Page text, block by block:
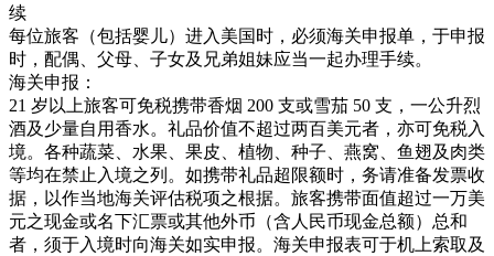
续
每位旅客（包括婴儿）进入美国时，必须海关申报单，于申报
时，配偶、父母、子女及兄弟姐妹应当一起办理手续。
海关申报：
21 岁以上旅客可免税携带香烟 200 支或雪茄 50 支，一公升烈
酒及少量自用香水。礼品价值不超过两百美元者，亦可免税入
境。各种蔬菜、水果、果皮、植物、种子、燕窝、鱼翅及肉类
等均在禁止入境之列。如携带礼品超限额时，务请准备发票收
据，以作当地海关评估税项之根据。旅客携带面值超过一万美
元之现金或名下汇票或其他外币（含人民币现金总额）总和
者，须于入境时向海关如实申报。海关申报表可于机上索取及